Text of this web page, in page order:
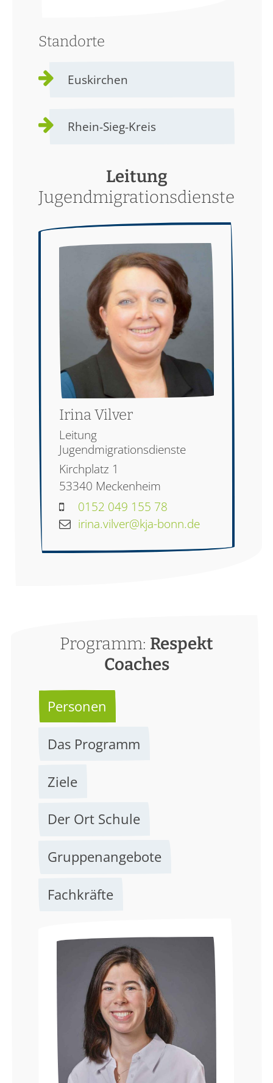
Standorte
Euskirchen
Rhein-Sieg-Kreis
Leitung
Jugendmigrationsdienste
IrinaVilver
Leitung
Jugendmigrationsdienste
Kirchplatz 1
53340 Meckenheim
0152 049 155 78
irina.vilver@kja-bonn.de
Programm: Respekt
Coaches
Personen
Das Programm
Ziele
Der Ort Schule
Gruppenangebote
Fachkräfte